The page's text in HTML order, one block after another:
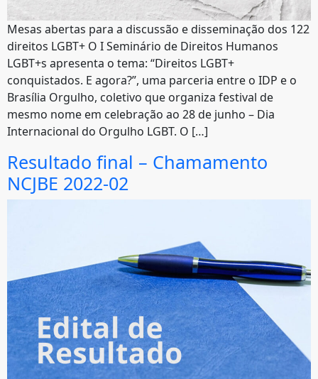
Mesas abertas para a discussão e disseminação dos 122
direitos LGBT+ O I Seminário de Direitos Humanos
LGBT+s apresenta o tema: “Direitos LGBT+
conquistados. E agora?”, uma parceria entre o IDP e o
Brasília Orgulho, coletivo que organiza festival de
mesmo nome em celebração ao 28 de junho – Dia
Internacional do Orgulho LGBT. O […]
Resultado final – Chamamento
NCJBE 2022-02